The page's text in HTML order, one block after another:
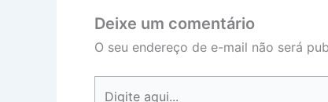
Deixe um comentário
O seu endereço de e-mail não será